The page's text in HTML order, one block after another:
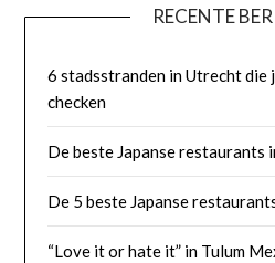
RECENTE
6 stadsstranden in Utrecht die
checken
De beste Japanse restaurants
De 5 beste Japanse
“Love it or hate it” in Tulum